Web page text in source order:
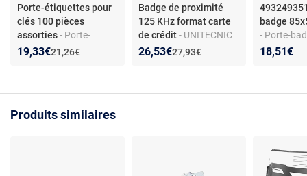
Porte-étiquettes pour
clés 100 pièces
assorties- Porte-
étiquettes Chapuis
(pack clé/étiquette,
Ancien prix :
21,26€
Nouveau prix :
19,33€
Réduction de :
Badge de proximité
125 KHz format carte
de crédit- UNITECNIC
U351.3.122 — Badge
Ancien prix :
27,93€
Nouveau prix :
26,53€
Réduction de :
badge
- Porte-
18,51€
Produits similaires